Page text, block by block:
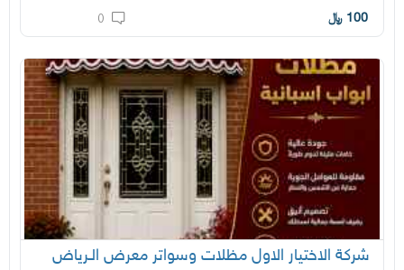
100 ﷼
شركة الاختيار الاول مظلات وسواتر معرض الـرياض